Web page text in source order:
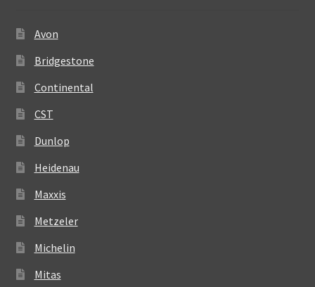
Avon
Bridgestone
Continental
CST
Dunlop
Heidenau
Maxxis
Metzeler
Michelin
Mitas